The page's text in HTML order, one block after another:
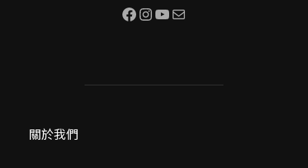
Facebook InstagramYouTube 電子郵件
關於我們